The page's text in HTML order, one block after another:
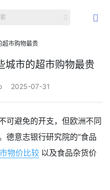
超市购物最贵
城市的超市购物最贵
2025-07-31
可避免的开支，但欧洲不同
德意志银行研究院的“食品
物价比较 以及食品杂货价